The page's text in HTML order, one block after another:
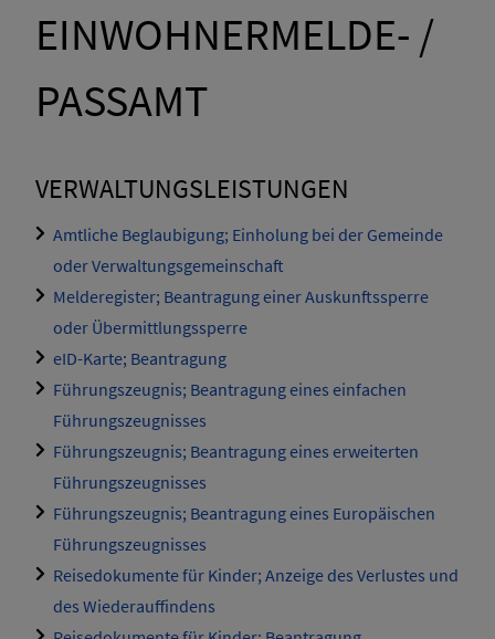
EINWOHNERMELDE- /
PASSAMT
VERWALTUNGSLEISTUNGEN
Amtliche Beglaubigung; Einholung bei der Gemeinde
oder Verwaltungsgemeinschaft
Melderegister; Beantragung einer Auskunftssperre
oder Übermittlungssperre
eID-Karte; Beantragung
Führungszeugnis; Beantragung eines einfachen
Führungszeugnisses
Führungszeugnis; Beantragung eines erweiterten
Führungszeugnisses
Führungszeugnis; Beantragung eines Europäischen
Führungszeugnisses
Reisedokumente für Kinder; Anzeige des Verlustes und
des Wiederauffindens